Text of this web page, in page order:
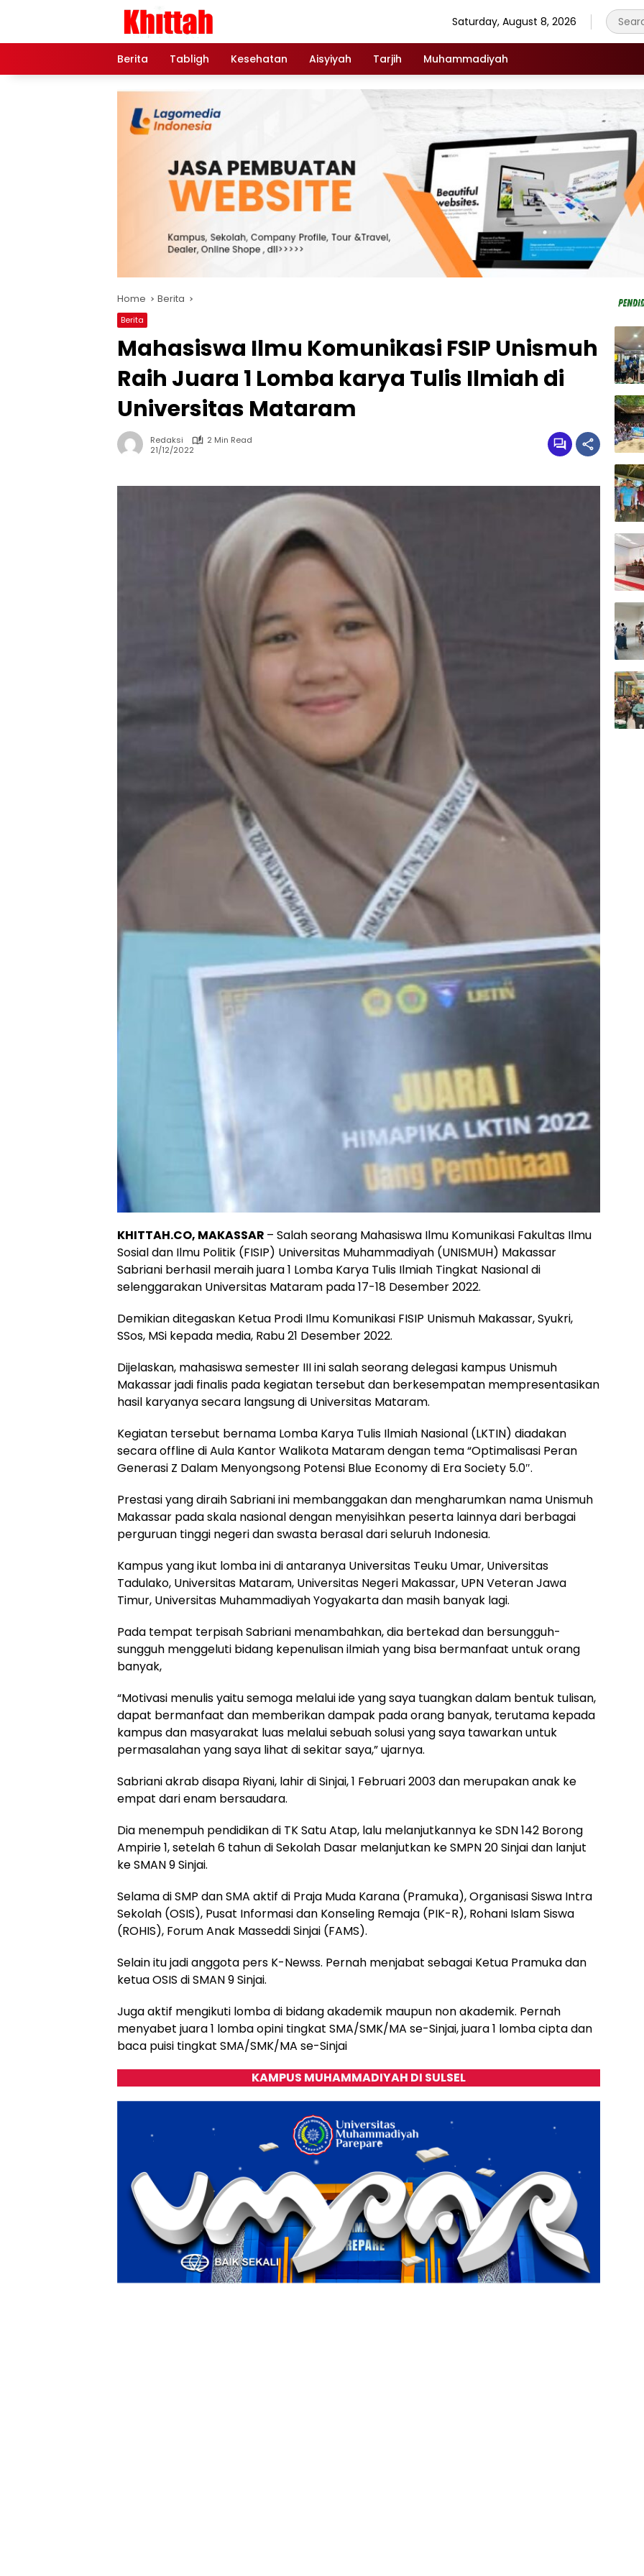
Saturday, August 8, 2026
Berita Tabligh Kesehatan Aisyiyah Tarjih Muhammadiyah
Home Berita
Berita
Mahasiswa Ilmu Komunikasi FSIP Unismuh
Raih Juara 1 Lomba karya Tulis Ilmiah di
Universitas Mataram
Redaksi
2 Min Read
21/12/2022
KHITTAH.CO, MAKASSAR – Salah seorang Mahasiswa Ilmu Komunikasi Fakultas Ilmu
Sosial dan Ilmu Politik (FISIP) Universitas Muhammadiyah (UNISMUH) Makassar
Sabriani berhasil meraih juara 1 Lomba Karya Tulis Ilmiah Tingkat Nasional di
selenggarakan Universitas Mataram pada 17-18 Desember 2022.
Demikian ditegaskan Ketua Prodi Ilmu Komunikasi FISIP Unismuh Makassar, Syukri,
SSos, MSi kepada media, Rabu 21 Desember 2022.
Dijelaskan, mahasiswa semester III ini salah seorang delegasi kampus Unismuh
Makassar jadi finalis pada kegiatan tersebut dan berkesempatan mempresentasikan
hasil karyanya secara langsung di Universitas Mataram.
Kegiatan tersebut bernama Lomba Karya Tulis Ilmiah Nasional (LKTIN) diadakan
secara offline di Aula Kantor Walikota Mataram dengan tema “Optimalisasi Peran
Generasi Z Dalam Menyongsong Potensi Blue Economy di Era Society 5.0″.
Prestasi yang diraih Sabriani ini membanggakan dan mengharumkan nama Unismuh
Makassar pada skala nasional dengan menyisihkan peserta lainnya dari berbagai
perguruan tinggi negeri dan swasta berasal dari seluruh Indonesia.
Kampus yang ikut lomba ini di antaranya Universitas Teuku Umar, Universitas
Tadulako, Universitas Mataram, Universitas Negeri Makassar, UPN Veteran Jawa
Timur, Universitas Muhammadiyah Yogyakarta dan masih banyak lagi.
Pada tempat terpisah Sabriani menambahkan, dia bertekad dan bersungguh-
sungguh menggeluti bidang kepenulisan ilmiah yang bisa bermanfaat untuk orang
banyak,
“Motivasi menulis yaitu semoga melalui ide yang saya tuangkan dalam bentuk tulisan,
dapat bermanfaat dan memberikan dampak pada orang banyak, terutama kepada
kampus dan masyarakat luas melalui sebuah solusi yang saya tawarkan untuk
permasalahan yang saya lihat di sekitar saya,” ujarnya.
Sabriani akrab disapa Riyani, lahir di Sinjai, 1 Februari 2003 dan merupakan anak ke
empat dari enam bersaudara.
Dia menempuh pendidikan di TK Satu Atap, lalu melanjutkannya ke SDN 142 Borong
Ampirie 1, setelah 6 tahun di Sekolah Dasar melanjutkan ke SMPN 20 Sinjai dan lanjut
ke SMAN 9 Sinjai.
Selama di SMP dan SMA aktif di Praja Muda Karana (Pramuka), Organisasi Siswa Intra
Sekolah (OSIS), Pusat Informasi dan Konseling Remaja (PIK-R), Rohani Islam Siswa
(ROHIS), Forum Anak Masseddi Sinjai (FAMS).
Selain itu jadi anggota pers K-Newss. Pernah menjabat sebagai Ketua Pramuka dan
ketua OSIS di SMAN 9 Sinjai.
Juga aktif mengikuti lomba di bidang akademik maupun non akademik. Pernah
menyabet juara 1 lomba opini tingkat SMA/SMK/MA se-Sinjai, juara 1 lomba cipta dan
baca puisi tingkat SMA/SMK/MA se-Sinjai
KAMPUS MUHAMMADIYAH DI SULSEL